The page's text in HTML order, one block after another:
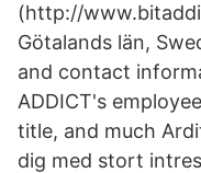
(http://
Götalands län,
and contact
ADDICT's
title, and much
dig med stort